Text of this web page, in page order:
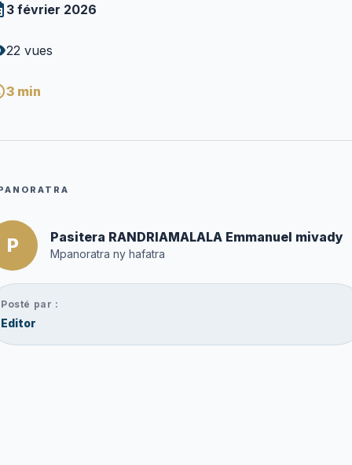
3 février 2026
22 vues
3 min
P Pasitera RANDRIAMALALA Emmanuel mivady
Mpanoratra ny hafatra
Posté par :
Editor